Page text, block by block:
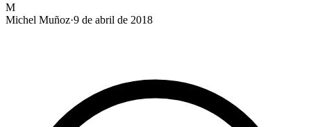
M
Michel Muñoz·9 de abril de 2018